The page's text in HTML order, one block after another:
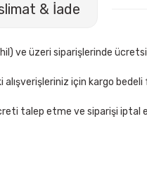
& İade
ve üzeri siparişlerinde
için kargo bedeli
talep etme ve siparişi iptal